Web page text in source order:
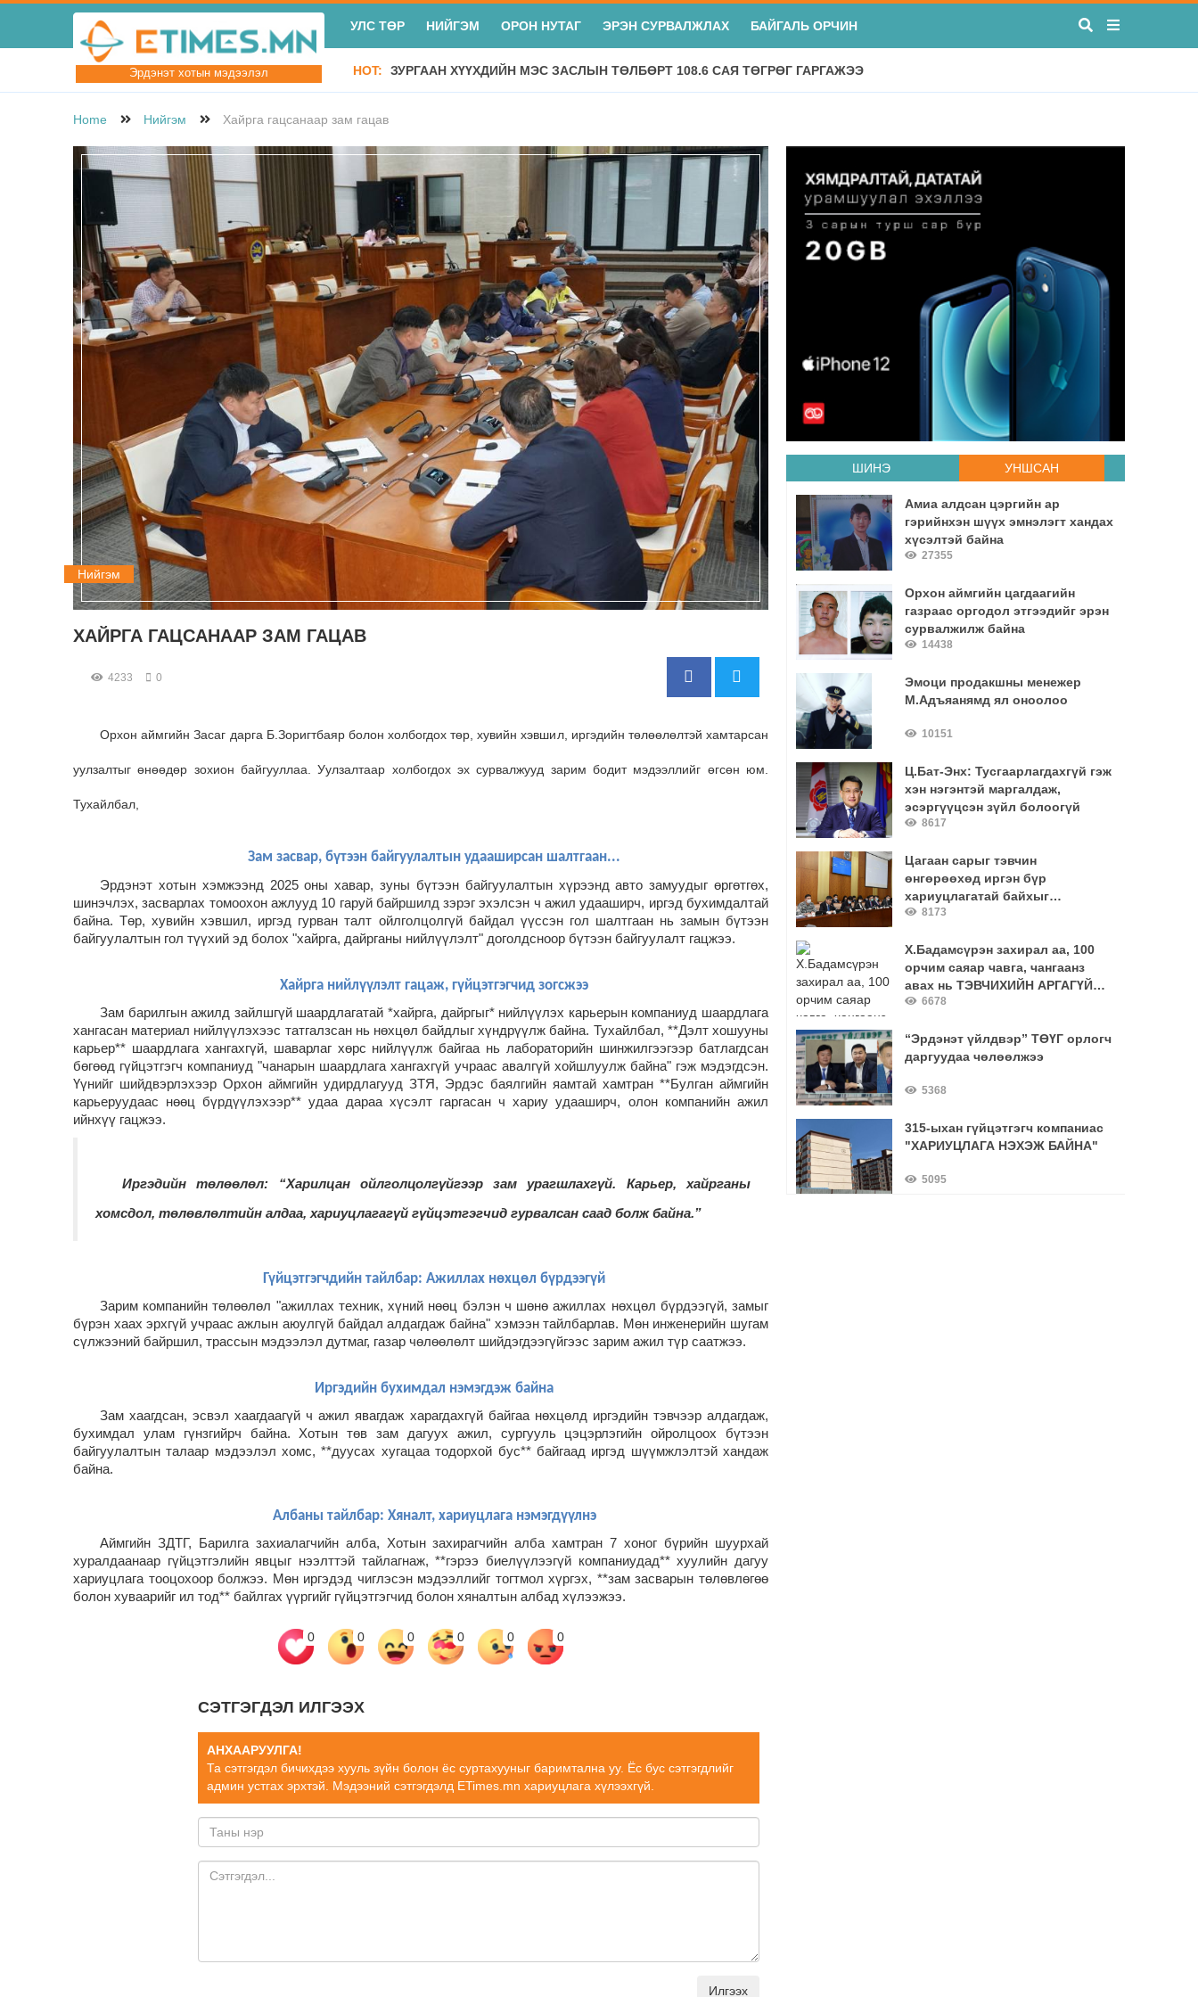
Эрдэнэт хотын мэдээлэл
УЛС ТӨР НИЙГЭМ ОРОН НУТАГ ЭРЭН СУРВАЛЖЛАХ БАЙГАЛЬ ОРЧИН
HOT: ЗУРГААН ХҮҮХДИЙН МЭС ЗАСЛЫН ТӨЛБӨРТ 108.6 САЯ ТӨГРӨГ ГАРГАЖЭЭ
Home Нийгэм Хайрга гацсанаар зам гацав
Нийгэм
ХАЙРГА ГАЦСАНААР ЗАМ ГАЦАВ
4233 0
Орхон аймгийн Засаг дарга Б.Зоригтбаяр болон холбогдох төр, хувийн хэвшил, иргэдийн төлөөлөлтэй хамтарсан
уулзалтыг өнөөдөр зохион байгууллаа. Уулзалтаар холбогдох эх сурвалжууд зарим бодит мэдээллийг өгсөн юм.
Тухайлбал,
Зам засвар, бүтээн байгуулалтын удааширсан шалтгаан...
Эрдэнэт хотын хэмжээнд 2025 оны хавар, зуны бүтээн байгуулалтын хүрээнд авто замуудыг өргөтгөх,
шинэчлэх, засварлах томоохон ажлууд 10 гаруй байршилд зэрэг эхэлсэн ч ажил удааширч, иргэд бухимдалтай
байна.Төр, хувийн хэвшил, иргэд гурван талт ойлголцолгүй байдал үүссэн гол шалтгаан нь замын бүтээн
байгуулалтын гол түүхий эд болох "хайрга, дайрганы нийлүүлэлт" доголдсноор бүтээн байгуулалт гацжээ.
Хайрга нийлүүлэлт гацаж, гүйцэтгэгчид зогсжээ
Зам барилгын ажилд зайлшгүй шаардлагатай *хайрга, дайргыг* нийлүүлэх карьерын компаниуд шаардлага
хангасан материал нийлүүлэхээс татгалзсан нь нөхцөл байдлыг хүндрүүлж байна. Тухайлбал, **Дэлт хошууны
карьер** шаардлага хангахгүй, шаварлаг хөрс нийлүүлж байгаа нь лабораторийн шинжилгээгээр батлагдсан
бөгөөд гүйцэтгэгч компаниуд "чанарын шаардлага хангахгүй учраас авалгүй хойшлуулж байна" гэж мэдэгдсэн.
Үүнийг шийдвэрлэхээр Орхон аймгийн удирдлагууд ЗТЯ, Эрдэс баялгийн яамтай хамтран **Булган аймгийн
карьеруудаас нөөц бүрдүүлэхээр** удаа дараа хүсэлт гаргасан ч хариу удааширч, олон компанийн ажил
ийнхүү гацжээ.
Иргэдийн төлөөлөл: “Харилцан ойлголцолгүйгээр зам урагшлахгүй. Карьер, хайрганы
хомсдол, төлөвлөлтийн алдаа, хариуцлагагүй гүйцэтгэгчид гурвалсан саад болж байна.”
Гүйцэтгэгчдийн тайлбар: Ажиллах нөхцөл бүрдээгүй
Зарим компанийн төлөөлөл "ажиллах техник, хүний нөөц бэлэн ч шөнө ажиллах нөхцөл бүрдээгүй, замыг
бүрэн хаах эрхгүй учраас ажлын аюулгүй байдал алдагдаж байна" хэмээн тайлбарлав. Мөн инженерийн шугам
сүлжээний байршил, трассын мэдээлэл дутмаг, газар чөлөөлөлт шийдэгдээгүйгээс зарим ажил түр саатжээ.
Иргэдийн бухимдал нэмэгдэж байна
Зам хаагдсан, эсвэл хаагдаагүй ч ажил явагдаж харагдахгүй байгаа нөхцөлд иргэдийн тэвчээр алдагдаж,
бухимдал улам гүнзгийрч байна.Хотын төв зам дагуух ажил, сургууль цэцэрлэгийн ойролцоох бүтээн
байгуулалтын талаар мэдээлэл хомс, **дуусах хугацаа тодорхой бус** байгаад иргэд шүүмжлэлтэй хандаж
байна.
Албаны тайлбар: Хяналт, хариуцлага нэмэгдүүлнэ
Аймгийн ЗДТГ, Барилга захиалагчийн алба, Хотын захирагчийн алба хамтран 7 хоног бүрийн шуурхай
хуралдаанаар гүйцэтгэлийн явцыг нээлттэй тайлагнаж, **гэрээ биелүүлээгүй компаниудад** хуулийн дагуу
хариуцлага тооцохоор болжээ. Мөн иргэдэд чиглэсэн мэдээллийг тогтмол хүргэх, **зам засварын төлөвлөгөө
болон хуваарийг ил тод** байлгах үүргийг гүйцэтгэгчид болон хяналтын албад хүлээжээ.
0 0 0 0 0 0
СЭТГЭГДЭЛ ИЛГЭЭХ
АНХААРУУЛГА!
Та сэтгэгдэл бичихдээ хууль зүйн болон ёс суртахууныг баримтална уу. Ёс бус сэтгэгдлийг
админ устгах эрхтэй. Мэдээний сэтгэгдэлд ETimes.mn хариуцлага хүлээхгүй.
Илгээх
ШИНЭ УНШСАН
Амиа алдсан цэргийн ар
гэрийнхэн шүүх эмнэлэгт хандах
хүсэлтэй байна
27355
Орхон аймгийн цагдаагийн
газраас оргодол этгээдийг эрэн
сурвалжилж байна
14438
Эмоци продакшны менежер
М.Адъяанямд ял оноолоо
10151
Ц.Бат-Энх: Тусгаарлагдахгүй гэж
хэн нэгэнтэй маргалдаж,
эсэргүүцсэн зүйл болоогүй
8617
Цагаан сарыг тэвчин
өнгөрөөхөд иргэн бүр
хариуцлагатай байхыг
онцгойлон анхаарууллаа
8173
Х.Бадамсүрэн захирал аа, 100
орчим саяар чавга, чангаанз
авах нь ТЭВЧИХИЙН АРГАГҮЙ
зардал уу?
6678
“Эрдэнэт үйлдвэр” ТӨҮГ орлогч
даргуудаа чөлөөлжээ
5368
315-ыхан гүйцэтгэгч компаниас
"ХАРИУЦЛАГА НЭХЭЖ БАЙНА"
5095